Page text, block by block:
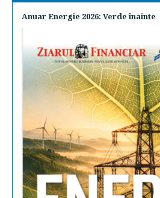
Anuar Energie 2026: Verde înainte